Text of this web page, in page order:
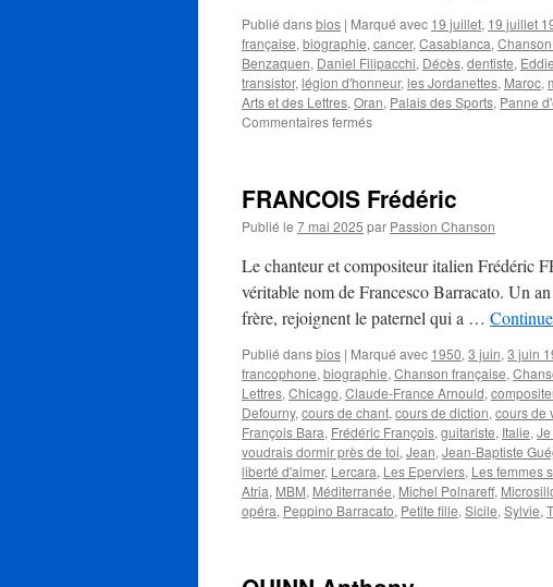
Publié dansbios | Marqué avec 19 juillet, 19 juillet
française, biographie, cancer, Casablanca,
Benzaquen, Daniel Filipacchi, Décès, dentiste,
transistor, légion d'honneur, les Jordanettes, Maroc,
Arts et des Lettres, Oran, Palais des Sports, Panne
Commentaires ferméssur
FRANCOIS Frédéric
Publié le 7 mai 2025 par Passion Chanson
Le chanteur et compositeur italien Frédéric
véritable nom de Francesco Barracato. Un
frère, rejoignent le paternel qui a …
Publié dansbios | Marqué avec 1950, 3 juin, 3 juin
francophone, biographie, Chanson française,
Lettres, Chicago, Claude-France Arnould,
Defourny, cours de chant, cours de diction, cours de
François Bara, Frédéric François, guitariste, Italie,
voudrais dormir près de toi, Jean, Jean-Baptiste
liberté d'aimer, Lercara, Les Eperviers, Les femmes
Atria, MBM, Méditerranée, Michel Polnareff,
opéra, Peppino Barracato, Petite fille, Sicile, Sylvie,